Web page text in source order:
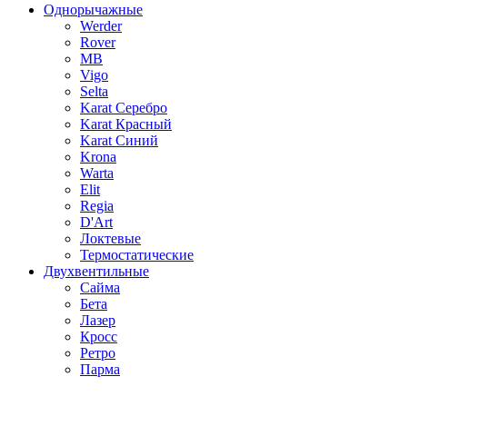
Однорычажные
Werder
Rover
MB
Vigo
Selta
Karat Серебро
Karat Красный
Karat Синий
Krona
Warta
Elit
Regia
D'Art
Локтевые
Термостатические
Двухвентильные
Сайма
Бета
Лазер
Кросс
Ретро
Парма